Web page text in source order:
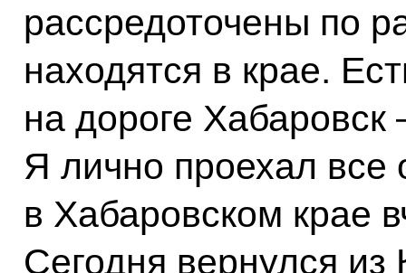
рассредоточены по
находятся в крае.
на дороге
Я лично проехал все
в Хабаровском крае
Сегодня вернулся из